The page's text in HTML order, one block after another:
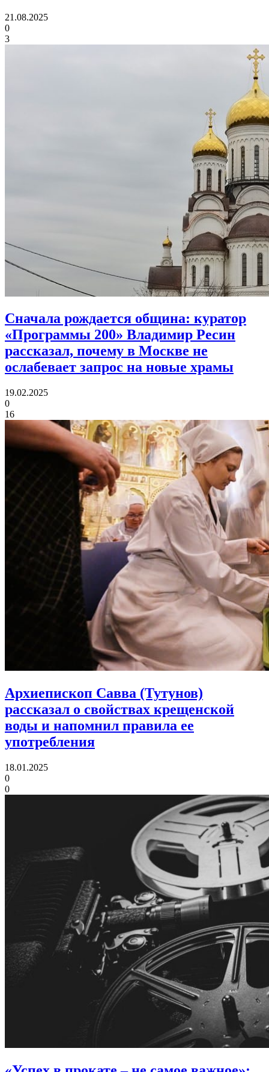
21.08.2025
0
3
Сначала рождается община: куратор
«Программы 200» Владимир Ресин
рассказал, почему в Москве не
ослабевает запрос на новые храмы
19.02.2025
0
16
Архиепископ Савва (Тутунов)
рассказал о свойствах крещенской
воды и напомнил правила ее
употребления
18.01.2025
0
0